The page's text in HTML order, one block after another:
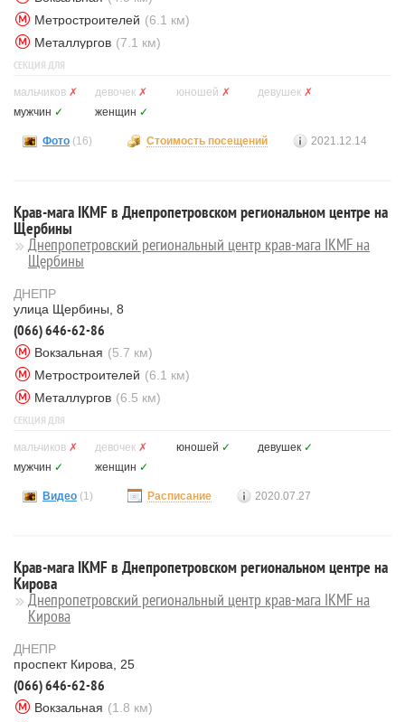
Метростроителей (6.1 км)
Металлургов (7.1 км)
СЕКЦИЯ ДЛЯ
мальчиков ✗ девочек ✗ юношей ✗ девушек ✗
мужчин ✓ женщин ✓
Фото (16) Стоимость посещений 2021.12.14
Крав-мага IKMF в Днепропетровском региональном центре на
Щербины
Днепропетровский региональный центр крав-мага IKMF на
Щербины
ДНЕПР
улица Щербины, 8
(066) 646-62-86
Вокзальная (5.7 км)
Метростроителей (6.1 км)
Металлургов (6.5 км)
СЕКЦИЯ ДЛЯ
мальчиков ✗ девочек ✗ юношей ✓ девушек ✓
мужчин ✓ женщин ✓
Видео (1) Расписание 2020.07.27
Крав-мага IKMF в Днепропетровском региональном центре на
Кирова
Днепропетровский региональный центр крав-мага IKMF на
Кирова
ДНЕПР
проспект Кирова, 25
(066) 646-62-86
Вокзальная (1.8 км)